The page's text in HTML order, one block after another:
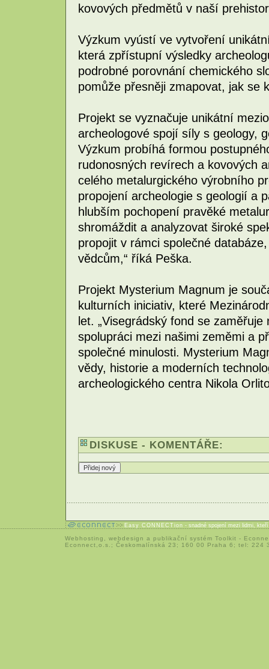
kovových předmětů v naší
Výzkum vyústí ve vytvoření
která zpřístupní výsledky
podrobné porovnání chemického
pomůže přesněji zmapovat, jak se
Projekt se vyznačuje unikátní
archeologové spojí síly s geology,
Výzkum probíhá formou
rudonosných revírech a kovových
celého metalurgického výrobního
propojení archeologie s geologií a
hlubším pochopení pravěké
shromáždit a analyzovat široké
propojit v rámci společné
vědcům,“ říká Peška.
Projekt Mysterium Magnum je
kulturních iniciativ, které
let. „Visegrádský fond se
spolupráci mezi našimi zeměmi a
společné minulosti. Mysterium
vědy, historie a moderních
archeologického centra Nikola
DISKUSE - KOMENTÁŘE:
Easy CONNECTion - snadné spojení mezi lidmi,
Webhosting webdesign a publikační systém Toolkit -
Econnect,o.s.; Českomalínská 23; 160 00 Praha 6; tel: 224